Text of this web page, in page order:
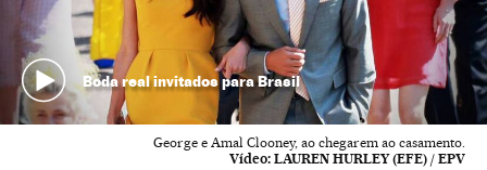
Boda real invitados para Brasil
George e Amal Clooney, ao chegarem ao casamento.
Vídeo: LAUREN HURLEY (EFE) / EPV